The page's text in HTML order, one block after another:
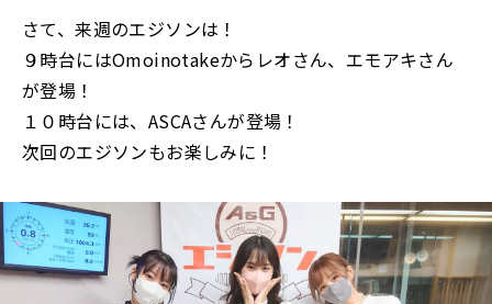
さて、来週のエジソンは！
９時台にはOmoinotakeからレオさん、エモアキさん
が登場！
１０時台には、ASCAさんが登場！
次回のエジソンもお楽しみに！